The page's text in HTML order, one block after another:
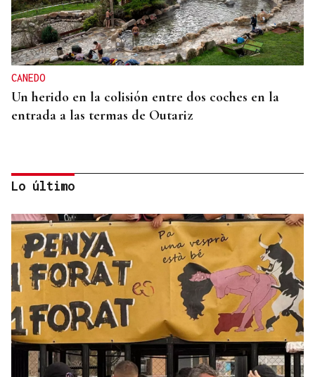
CANEDO
Un herido en la colisión entre dos coches en la
entrada a las termas de Outariz
MOVILIDAD VERANO
Un coche todo el verano por 16.32 euros,
entregado en tu puerta
Lo último